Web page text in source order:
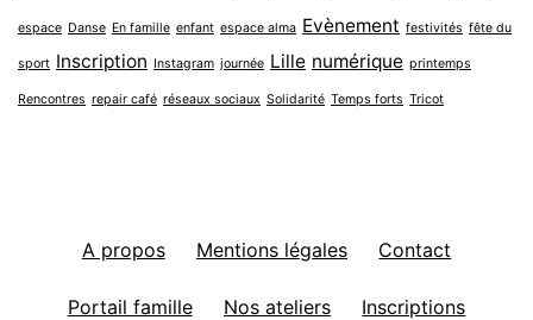
espace Danse En famille enfant espace alma Evènement festivités fête du
sport Inscription Instagram journée Lille numérique printemps
Rencontres repair café réseaux sociaux Solidarité Temps forts Tricot
A propos Mentions légales Contact
Portail famille Nos ateliers Inscriptions